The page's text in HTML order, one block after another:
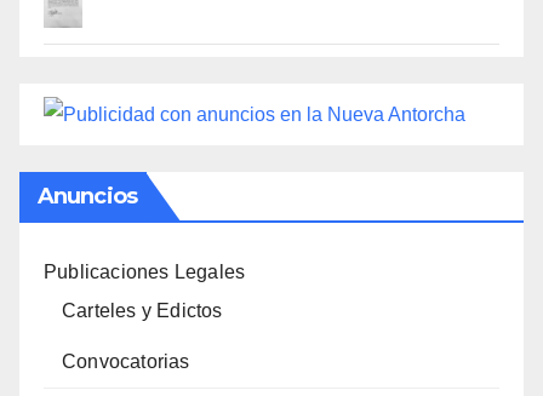
Anuncios
Publicaciones Legales
Carteles y Edictos
Convocatorias